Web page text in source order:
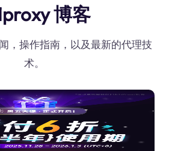
博客
，操作指南，以及最新的代理技
术。